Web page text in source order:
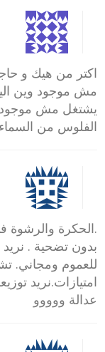
اكتر من هيك و
مش موجود وين
يشتغل مش موجود
الفلوس من السماء
.الحكرة والرشوة
بدون تضحية .
للعموم ومجاني.
امتيازات.نريد
عدالة ووووو